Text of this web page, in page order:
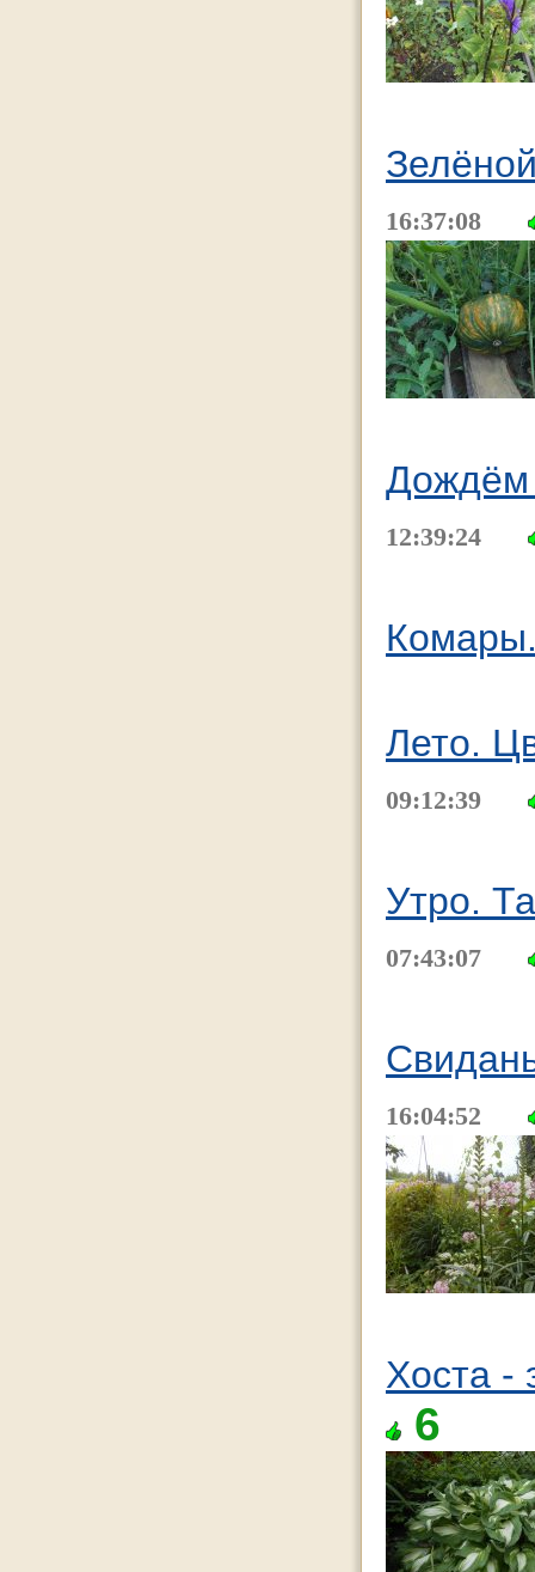
16:37:08
Дождём
12:39:24
Лето.
09:12:39
Утро.
07:43:07
16:04:52
Хоста -
6